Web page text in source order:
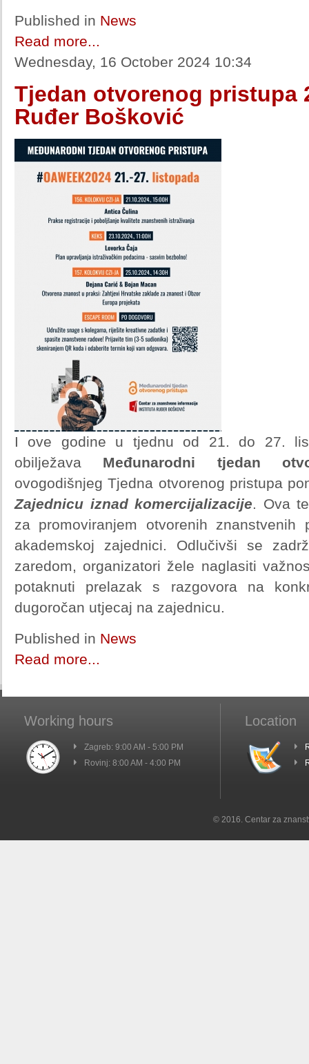
Published in News
Read more...
Wednesday, 16 October 2024 10:34
Tjedan otvorenog pristupa
Ruđer Bošković
I ove godine u tjednu od 21. do 27.
obilježava Međunarodni tjedan
ovogodišnjeg Tjedna otvorenog pristupa
Zajednicu iznad komercijalizacije. Ova
za promoviranjem otvorenih
akademskoj zajednici. Odlučivši se
zaredom, organizatori žele naglasiti
potaknuti prelazak s razgovora na
dugoročan utjecaj na zajednicu.
Published in News
Read more...
Working hours
Zagreb: 9:00 AM - 5:00 PM
Rovinj: 8:00 AM - 4:00 PM
Location
© 2016. Centar za